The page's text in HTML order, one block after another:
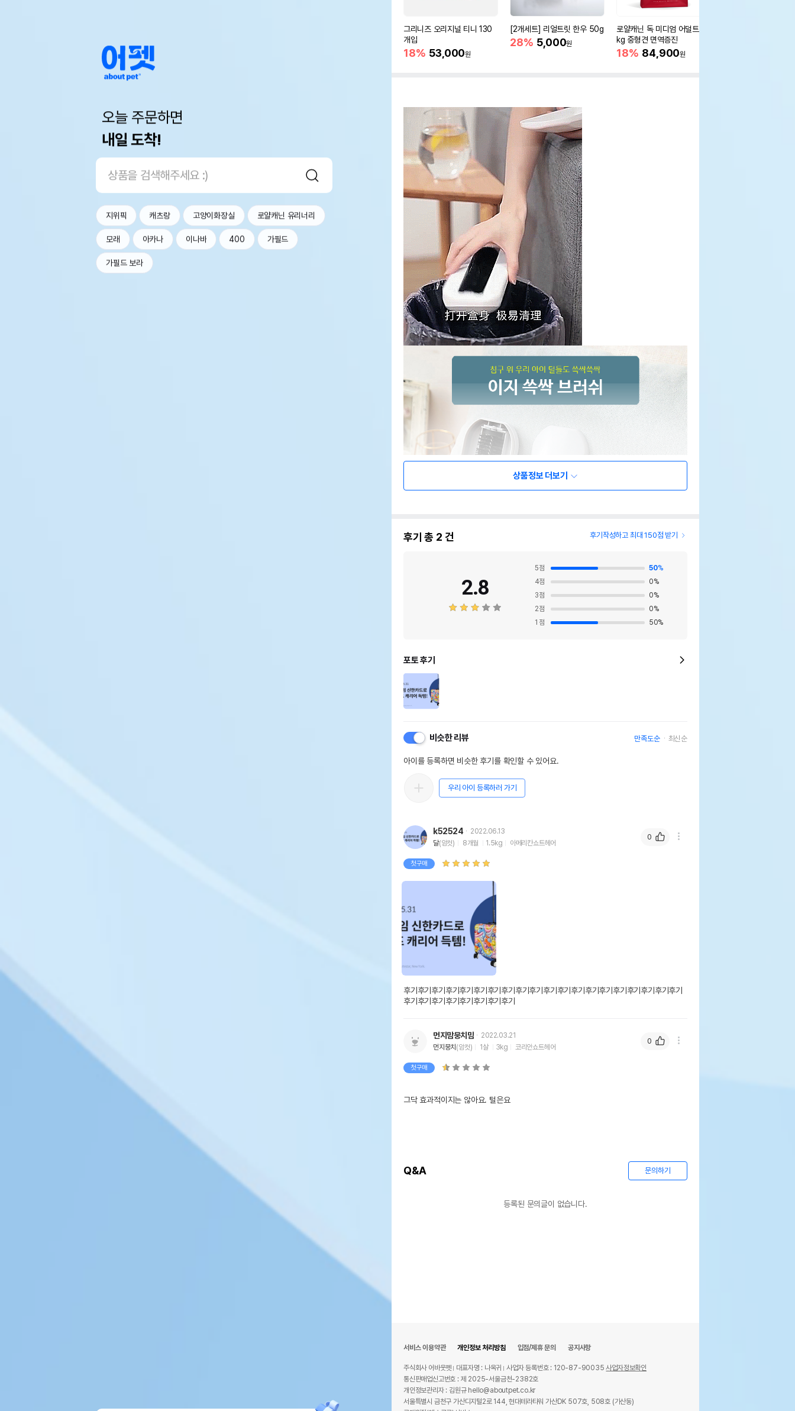
오늘 주문하면
내일 도착!
지위픽 캐츠랑 고양이화장실 로얄캐닌 유리너리
모래 아카나 이나바 400 가필드
가필드 보라
그리니즈 오리지널 티니 130
개입
18% 53,000원
[2개세트] 리얼트릿 한우 50g
28% 5,000원
로얄캐닌 독 미디엄 어덜트 10
kg 중형견 면역증진
18% 84,900원
상품정보 더보기
후기 총 2 건 후기작성하고 최대 150점 받기
2.8
5점 50%
4점 0%
3점 0%
2점 0%
1 점 50%
포토 후기
비슷한 리뷰 만족도순 최신순
아이를 등록하면 비슷한 후기를 확인할 수 있어요.
우리 아이 등록하러 가기
k52524
2022.06.13
달(암컷) 8개월 1.5kg 아메리칸쇼트헤어
첫구매
후기후기후기후기후기후기후기후기후기후기후기후기후기후기후기후기후기후기후기후기
후기후기후기후기후기후기후기후기
0
먼지맘뭉치맘
2022.03.21
먼지뭉치(암컷) 1살 3kg 코리안쇼트헤어
첫구매
그닥 효과적이지는 않아요. 털은요
0
Q&A 문의하기
등록된 문의글이 없습니다.
서비스 이용약관 개인정보 처리방침 입점/제휴 문의 공지사항
주식회사 어바웃펫 대표자명 : 나옥귀 사업자 등록번호 : 120-87-90035사업자정보확인
통신판매업신고번호 : 제 2025-서울금천-2382호
개인정보관리자 : 김원규 hello@aboutpet.co.kr
서울특별시 금천구 가산디지털2로 144, 현대테라타워 가산DK 507호, 508호 (가산동)